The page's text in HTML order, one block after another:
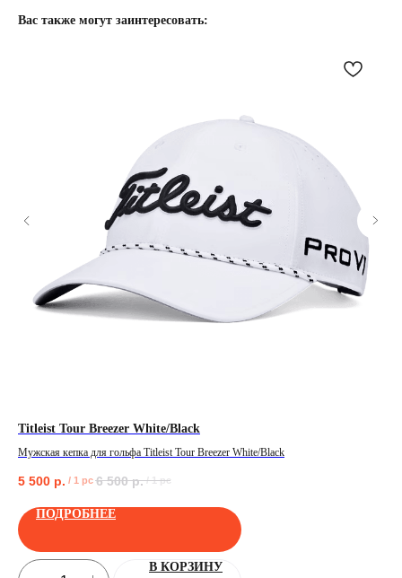
Вас также могут заинтересовать:
Titleist Tour Breezer White/Black
Мужская кепка для гольфа Titleist Tour Breezer White/Black
5 500 р. / 1 pc 6 500 р. / 1 pc
ПОДРОБНЕЕ
В КОРЗИНУ